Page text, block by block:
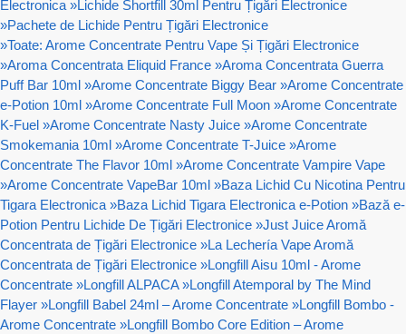
Electronica »Lichide Shortfill 30ml Pentru Țigări Electronice
»Pachete de Lichide Pentru Țigări Electronice
»Toate: Arome Concentrate Pentru Vape Și Țigări Electronice
»Aroma Concentrata Eliquid France »Aroma Concentrata Guerra
Puff Bar 10ml »Arome Concentrate Biggy Bear »Arome Concentrate
e-Potion 10ml »Arome Concentrate Full Moon »Arome Concentrate
K-Fuel »Arome Concentrate Nasty Juice »Arome Concentrate
Smokemania 10ml »Arome Concentrate T-Juice »Arome
Concentrate The Flavor 10ml »Arome Concentrate Vampire Vape
»Arome Concentrate VapeBar 10ml »Baza Lichid Cu Nicotina Pentru
Tigara Electronica »Baza Lichid Tigara Electronica e-Potion »Bază e-
Potion Pentru Lichide De Țigări Electronice »Just Juice Aromă
Concentrata de Țigări Electronice »La Lechería Vape Aromă
Concentrata de Țigări Electronice »Longfill Aisu 10ml - Arome
Concentrate »Longfill ALPACA »Longfill Atemporal by The Mind
Flayer »Longfill Babel 24ml – Arome Concentrate »Longfill Bombo -
Arome Concentrate »Longfill Bombo Core Edition – Arome